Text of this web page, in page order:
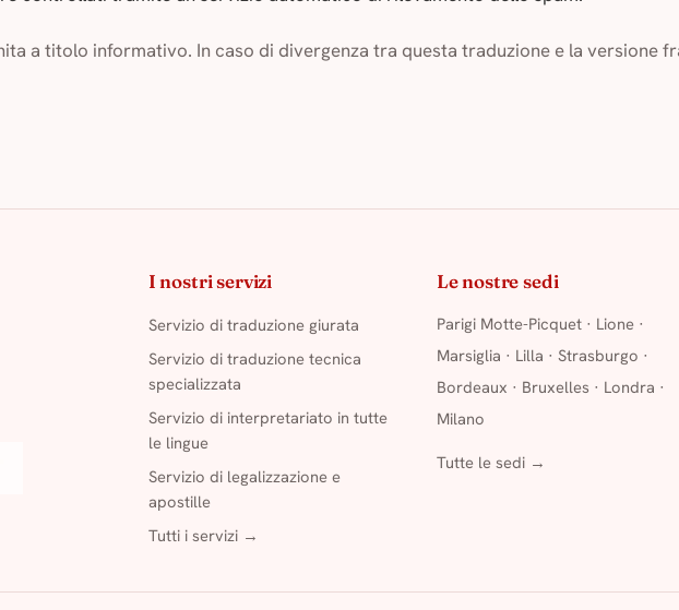
a titolo informativo. In caso di divergenza tra questa traduzione e la versione
I nostri servizi
Servizio di traduzione giurata
Servizio di traduzione tecnica
specializzata
Servizio di interpretariato in tutte
le lingue
Servizio di legalizzazione e
apostille
Tutti i servizi →
Le nostre sedi
Parigi Motte-Picquet· Lione·
Marsiglia · Lilla · Strasburgo ·
Bordeaux · Bruxelles · Londra ·
Milano
Tutte le sedi →